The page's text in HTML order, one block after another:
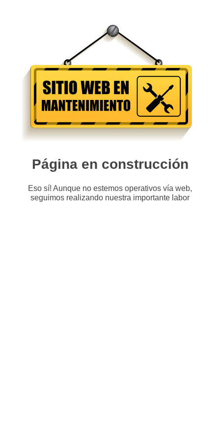
Página en construcción
Eso sí! Aunque no estemos operativos vía web,
seguimos realizando nuestra importante labor